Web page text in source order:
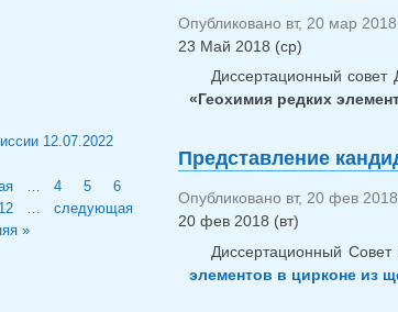
Опубликовано вт, 20 мар
23 Май 2018 (ср)
Диссертационный
«Геохимия редких
Представление
Опубликовано вт, 20 фев
20 фев 2018 (вт)
Диссертационный
элементов в цирконе из
12.07.2022
4 5
6
12
следующая
»